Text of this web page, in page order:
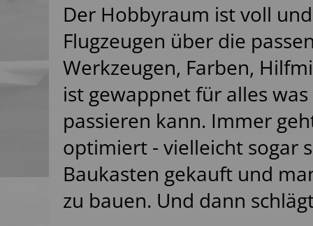
Der Hobbyraum ist voll
Flugzeugen über die
Werkzeugen, Farben,
ist gewappnet für alles
passieren kann. Immer
optimiert - vielleicht sogar
Baukasten gekauft und
zu bauen. Und dann